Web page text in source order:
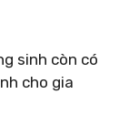
sinh còn có
cho gia